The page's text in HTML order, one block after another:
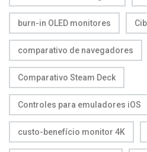
burn-in OLED monitores
comparativo de navegadores
Comparativo Steam Deck
Controles para emuladores iOS
custo-benefício monitor 4K